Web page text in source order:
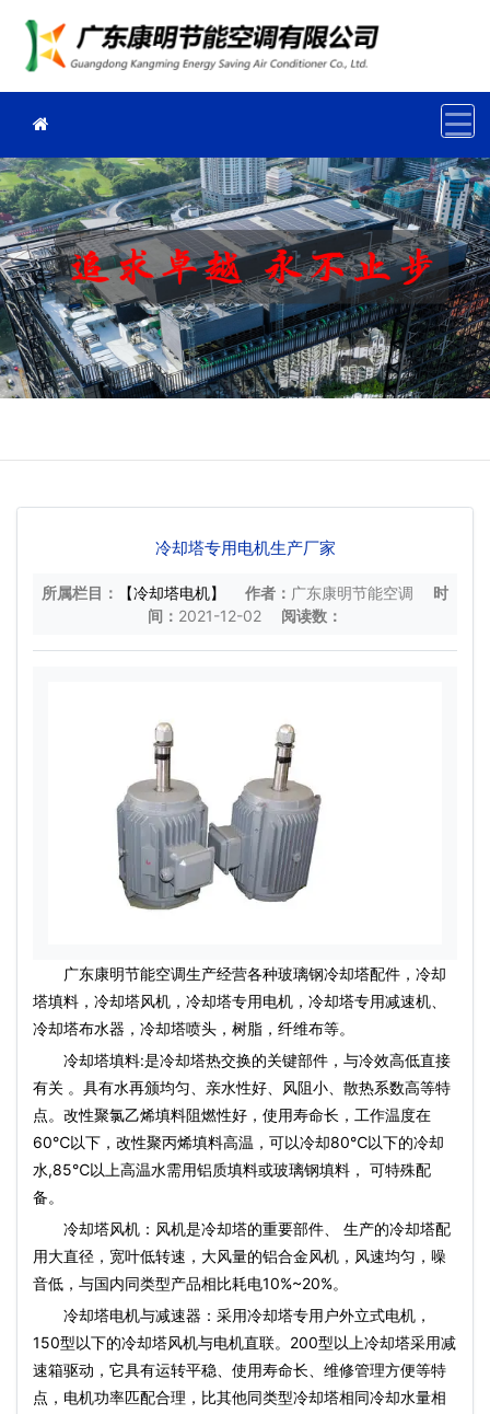
冷却塔专用电机生产厂家
所属栏目： 【冷却塔电机】 作者： 广东康明节能空调
时
间： 2021-12-02 阅读数：
广东康明节能空调生产经营各种玻璃钢冷却塔配件 ， 冷却
塔填料 ， 冷却塔风机 ，冷却塔专用电机，冷却塔专用减速机、
冷却塔布水器，冷却塔喷头，树脂，纤维布等。
冷却塔填料:是冷却塔热交换的关键部件，与冷效高低直接
有关 。具有水再颁均匀、亲水性好、风阻小、散热系数高等特
点。改性聚氯乙烯填料阻燃性好，使用寿命长，工作温度在
60℃以下，改性聚丙烯填料高温，可以冷却80℃以下的冷却
水,85℃以上高温水需用铝质填料或玻璃钢填料， 可特殊配
备。
冷却塔风机 ：风机是冷却塔的重要部件、 生产的冷却塔配
用大直径，宽叶低转速，大风量的铝合金风机，风速均匀，噪
音低，与国内同类型产品相比耗电10%~20%。
冷却塔电机与减速器：采用冷却塔专用户外立式电机，
150型以下的冷却塔风机与电机直联。200型以上冷却塔采用减
速箱驱动，它具有运转平稳、使用寿命长、维修管理方便等特
点，电机功率匹配合理，比其他同类型冷却塔相同冷却水量相